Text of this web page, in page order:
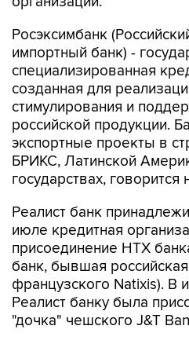
Росэксимбанк
импортный банк) -
специализированная
созданная для
стимулирования и
российской продукции.
экспортные проекты в
БРИКС, Латинской
государствах, говорится
Реалист банк
июле кредитная
присоединение НТХ
банк, бывшая
французского Natixis). В
Реалист банку была
"дочка" чешского J&T